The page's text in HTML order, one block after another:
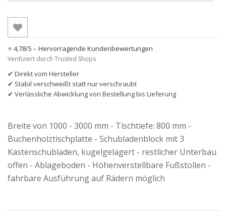
⭐ 4,78/5 – Hervorragende Kundenbewertungen
Verifiziert durch Trusted Shops
✔ Direkt vom Hersteller
✔ Stabil verschweißt statt nur verschraubt
✔ Verlässliche Abwicklung von Bestellung bis Lieferung
Breite von 1000 - 3000 mm - Tischtiefe: 800 mm -
Buchenholztischplatte - Schubladenblock mit 3
Kastenschubladen, kugelgelagert - restlicher Unterbau
offen - Ablageboden - Höhenverstellbare Fußstollen -
fahrbare Ausführung auf Rädern möglich